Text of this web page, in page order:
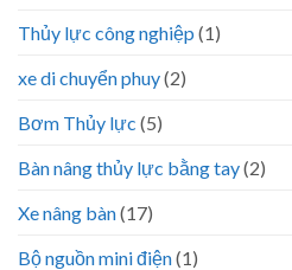
Thủy lực công nghiệp (1)
xe di chuyển phuy(2)
Bơm Thủy lực (5)
Bàn nâng thủy lực bằng tay(2)
Xe nâng bàn(17)
Bộ nguồn mini điện(1)